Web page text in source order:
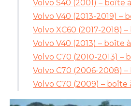
Volvo S40 (2001) – boîte
Volvo V40 (2013-2019) –
Volvo XC60 (2017-2018)
Volvo V40 (2013) – boîte
Volvo C70 (2010-2013) –
Volvo C70 (2006-2008)
Volvo C70 (2009) – boîte